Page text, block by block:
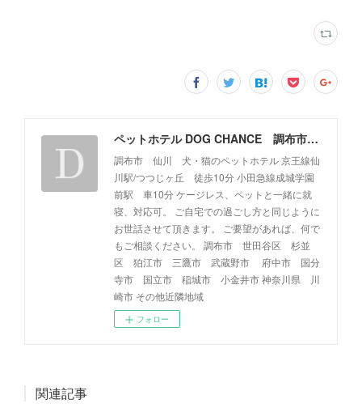
ペットホテル DOG CHANCE 調布市 仙川 つつじヶ丘
調布市 仙川 犬・猫のペットホテル 京王線仙
川駅/つつじヶ丘 徒歩10分 小田急線成城学園
前駅 車10分 ケージレス、ペットと一緒に就
寝、対応可。 ご自宅での過ごし方と同じように
お世話させて頂きます。 ご要望があれば、何で
もご相談ください。 調布市 世田谷区 杉並
区 狛江市 三鷹市 武蔵野市 府中市 国分
寺市 国立市 稲城市 小金井市 神奈川県 川
崎市 その他近隣地域
フォロー
関連記事